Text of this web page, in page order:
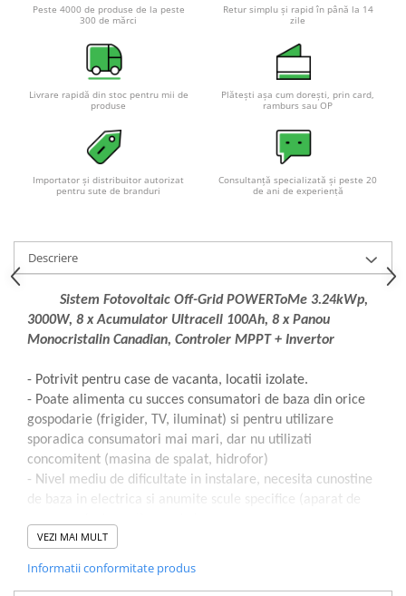
Peste 4000 de produse de la peste
300 de mărci
Retur simplu și rapid în până la 14
zile
Livrare rapidă din stoc pentru mii de
produse
Plătești așa cum dorești, prin card,
ramburs sau OP
Importator și distribuitor autorizat
pentru sute de branduri
Consultanță specializată și peste 20
de ani de experiență
Descriere
Sistem Fotovoltaic Off-Grid POWERToMe 3.24kWp,
3000W, 8 x Acumulator Ultracell 100Ah, 8 x Panou
Monocristalin Canadian, Controler MPPT + Invertor
- Potrivit pentru case de vacanta, locatii izolate.
- Poate alimenta cu succes consumatori de baza din orice
gospodarie (frigider, TV, iluminat) si pentru utilizare
sporadica consumatori mai mari, dar nu utilizati
concomitent (masina de spalat, hidrofor)
- Nivel mediu de dificultate in instalare, necesita cunostine
de baza in electrica si anumite scule specifice (aparat de
Componente:
VEZI MAI MULT
Informatii conformitate produs